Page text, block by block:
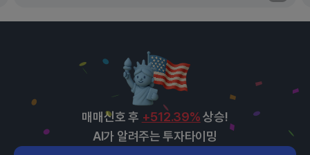
매매신호 후 +512.39% 상승!
AI가 알려주는 투자타이밍